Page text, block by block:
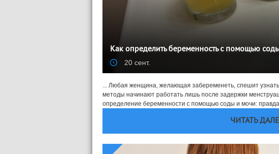
Как определить беременность с помощью
20 сент.
... Любая женщина, желающая забеременеть, спешит
методы начинают работать лишь после задержки
определение беременности с помощью соды и мочи: правда
ЧИТАТЬ